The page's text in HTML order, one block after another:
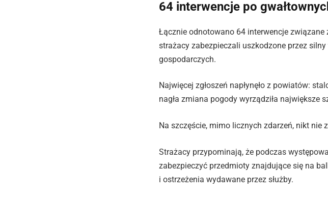
64 interwencje po
Łącznie odnotowano 64 interwencje
strażacy zabezpieczali uszkodzone przez
gospodarczych.
Najwięcej zgłoszeń napłynęło z powiatów:
nagła zmiana pogody wyrządziła największe
Na szczęście, mimo licznych zdarzeń, nikt nie
Strażacy przypominają, że podczas
zabezpieczyć przedmioty znajdujące się na
i ostrzeżenia wydawane przez służby.